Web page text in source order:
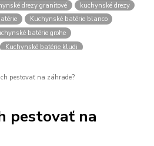
drezy granitové
kuchynské drezy
Kuchynské batérie blanco
batérie grohe
Kuchynské batérie kludi
kuchynské batérie
vodovodné batérie
batérie do kúpelne kuchynske
pestovať na záhrade?
pestovať na